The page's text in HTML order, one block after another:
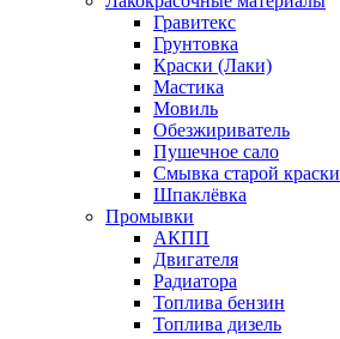
Гравитекс
Грунтовка
Краски (Лаки)
Мастика
Мовиль
Обезжириватель
Пушечное сало
Смывка старой краски
Шпаклёвка
Промывки
АКПП
Двигателя
Радиатора
Топлива бензин
Топлива дизель